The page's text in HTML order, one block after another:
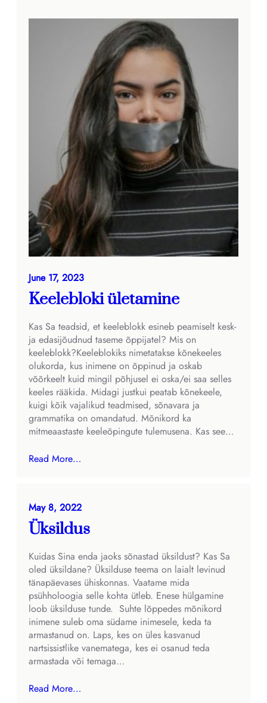
June 17, 2023
Keelebloki ületamine
Kas Sa teadsid, et keeleblokk esineb peamiselt kesk-
ja edasijõudnud taseme õppijatel? Mis on
keeleblokk?Keeleblokiks nimetatakse kõnekeeles
olukorda, kus inimene on õppinud ja oskab
võõrkeelt kuid mingil põhjusel ei oska/ei saa selles
keeles rääkida. Midagi justkui peatab kõnekeele,
kuigi kõik vajalikud teadmised, sõnavara ja
grammatika on omandatud. Mõnikord ka
mitmeaastaste keeleõpingute tulemusena. Kas see…
Read More…
May 8, 2022
Üksildus
Kuidas Sina enda jaoks sõnastad üksildust? Kas Sa
oled üksildane? Üksilduse teema on laialt levinud
tänapäevases ühiskonnas. Vaatame mida
psühholoogia selle kohta ütleb. Enese hülgamine
loob üksilduse tunde. Suhte lõppedes mõnikord
inimene suleb oma südame inimesele, keda ta
armastanud on. Laps, kes on üles kasvanud
nartsissistlike vanematega, kes ei osanud teda
armastada või temaga…
Read More…